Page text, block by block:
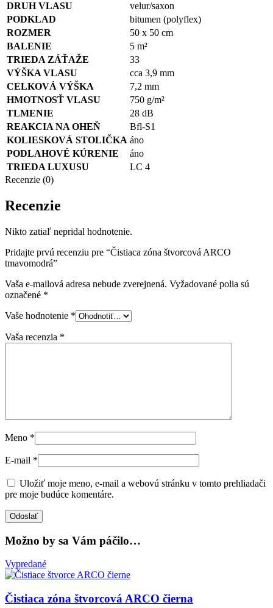
DRUH VLASU
velur/saxon
PODKLAD
bitumen (polyflex)
ROZMER
50 x 50 cm
BALENIE
5 m²
TRIEDA ZÁŤAŽE
33
VÝŠKA VLASU
cca 3,9 mm
CELKOVÁ VÝŠKA
7,2 mm
HMOTNOSŤ VLASU
750 g/m²
TLMENIE
28 dB
REAKCIA NA OHEŇ
Bfl-S1
KOLIESKOVÁ STOLIČKA áno
PODLAHOVÉ KÚRENIE
áno
TRIEDA LUXUSU
LC 4
Recenzie (0)
Recenzie
Nikto zatiaľ nepridal hodnotenie.
Pridajte prvú recenziu pre “Čistiaca zóna štvorcová ARCO
tmavomodrá”
Vaša e-mailová adresa nebude zverejnená. Vyžadované polia sú
označené *
Vaše hodnotenie *
Vaša recenzia *
Meno *
E-mail *
Uložiť moje meno, e-mail a webovú stránku v tomto prehliadači
pre moje budúce komentáre.
Možno by sa Vám páčilo…
Vypredané
Čistiaca zóna štvorcová ARCO čierna